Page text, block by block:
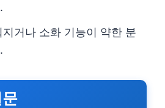
거나 소화 기능이 약한 분